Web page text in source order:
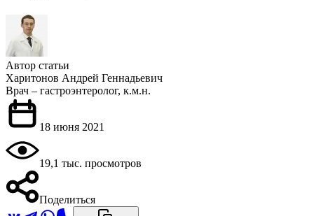
Автор статьи
Харитонов Андрей Геннадьевич
Врач – гастроэнтеролог, к.м.н.
18 июня 2021
19,1 тыс. просмотров
Поделиться